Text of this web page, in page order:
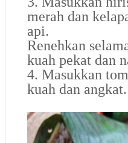
merah dan
api.
Renehkan
kuah pekat dan
4. Masukkan
kuah dan angkat.